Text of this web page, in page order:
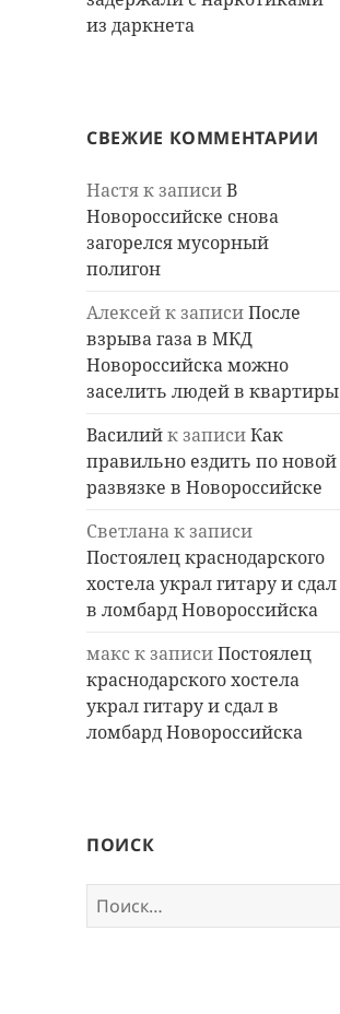
из даркнета
СВЕЖИЕ КОММЕНТАРИИ
Настяк записиВ
Новороссийске снова
загорелся мусорный
полигон
Алексейк записиПосле
взрыва газа в МКД
Новороссийска можно
заселить людей в квартиры
Василийк записиКак
правильно ездить по новой
развязке в Новороссийске
Светланак записи
Постоялец краснодарского
хостела украл гитару и сдал
в ломбард Новороссийска
макск записиПостоялец
краснодарского хостела
украл гитару и сдал в
ломбард Новороссийска
ПОИСК
Найти: